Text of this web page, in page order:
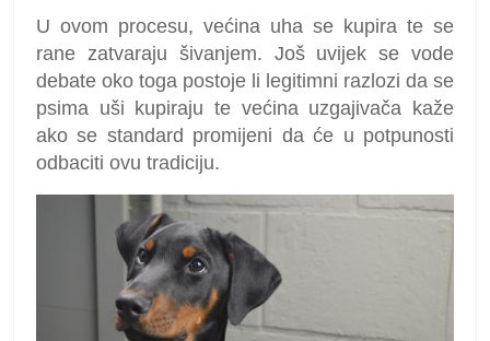
U ovom procesu, većina uha se kupira te se
rane zatvaraju šivanjem. Još uvijek se vode
debate oko toga postoje li legitimni razlozi da se
psima uši kupiraju te većina uzgajivača kaže
ako se standard promijeni da će u potpunosti
odbaciti ovu tradiciju.